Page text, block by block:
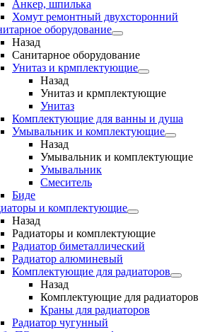
Анкер, шпилька
Хомут ремонтный двухсторонний
оборудование
Назад
Санитарное оборудование
Унитаз и крмплектующие
Назад
Унитаз и крмплектующие
Унитаз
Комплектующие для ванны и душа
Умывальник и комплектующие
Назад
Умывальник и комплектующие
Умывальник
Смеситель
Биде
и комплектующие
Назад
Радиаторы и комплектующие
Радиатор биметаллический
Радиатор алюминевый
Комплектующие для радиаторов
Назад
Комплектующие для радиаторов
Краны для радиаторов
Радиатор чугунный